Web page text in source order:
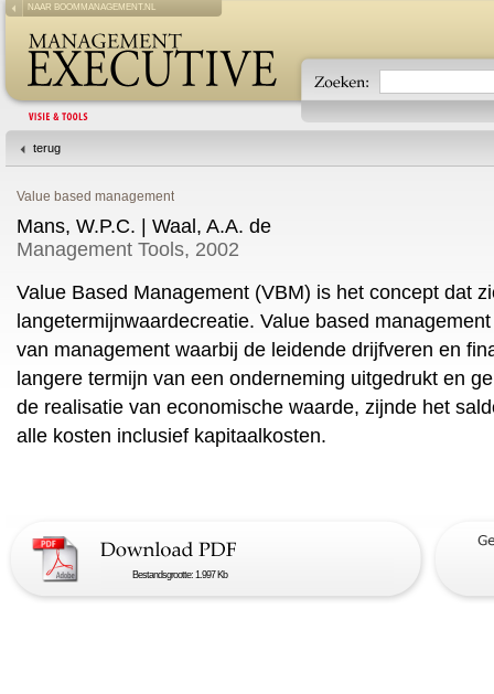
NAAR BOOMMANAGEMENT.NL
terug
Value based management
Mans, W.P.C. | Waal, A.A. de
Management Tools, 2002
Value Based Management (VBM) is het concept dat
langetermijnwaardecreatie. Value based
van management waarbij de leidende drijfveren en
langere termijn van een onderneming uitgedrukt en
de realisatie van economische waarde, zijnde het
alle kosten inclusief kapitaalkosten.
Bestandsgrootte: 1.997 Kb